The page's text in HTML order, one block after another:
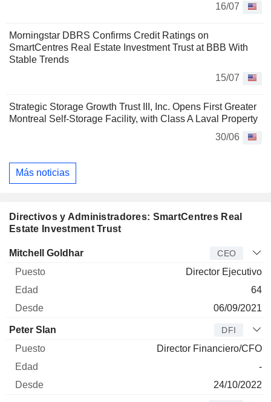
16/07
Morningstar DBRS Confirms Credit Ratings on
SmartCentres Real Estate Investment Trust at BBB With
Stable Trends
15/07
Strategic Storage Growth Trust III, Inc. Opens First Greater
Montreal Self-Storage Facility, with Class A Laval Property
30/06
Más noticias
Directivos y Administradores: SmartCentres Real
Estate Investment Trust
Director Puesto
Mitchell Goldhar CEO
Director Ejecutivo
64
06/09/2021
Peter Slan DFI
Director Financiero/CFO
-
24/10/2022